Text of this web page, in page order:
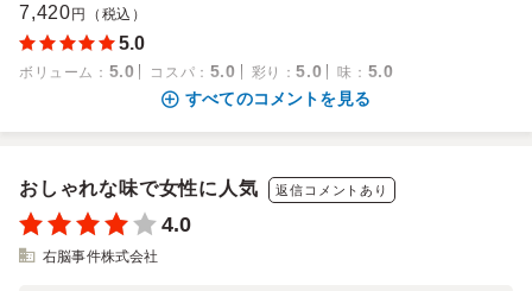
7,420 円（税込）
5.0
ボリューム ： 5.0 コスパ ： 5.0 彩り ：5.0 味 ： 5.0
すべてのコメントを見る
おしゃれな味で女性に人気 返信コメントあり
4.0
右脳事件株式会社